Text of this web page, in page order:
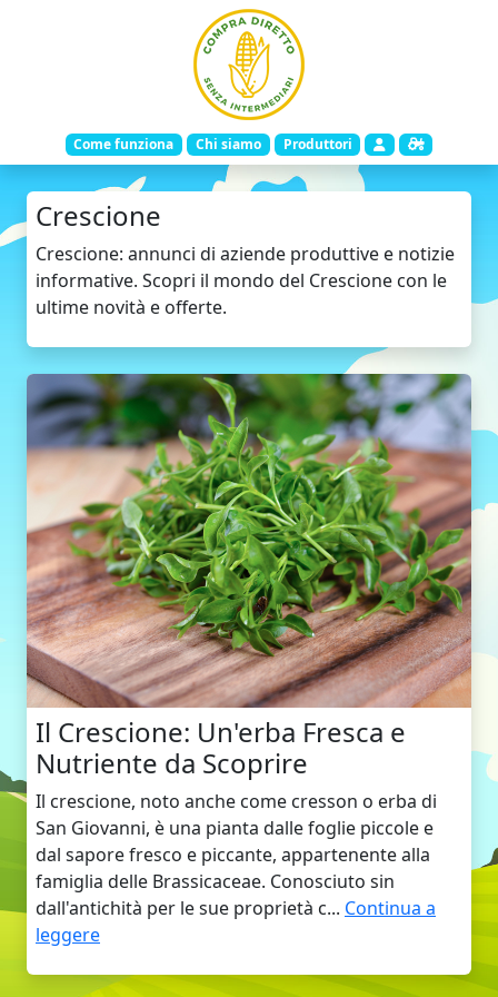
Come funziona Chi siamo Produttori
Crescione
Crescione: annunci di aziende produttive e notizie
informative. Scopri il mondo del Crescione con le
ultime novità e offerte.
Il Crescione: Un'erba Fresca e
Nutriente da Scoprire
Il crescione, noto anche come cresson o erba di
San Giovanni, è una pianta dalle foglie piccole e
dal sapore fresco e piccante, appartenente alla
famiglia delle Brassicaceae. Conosciuto sin
dall'antichità per le sue proprietà c... Continua a
leggere